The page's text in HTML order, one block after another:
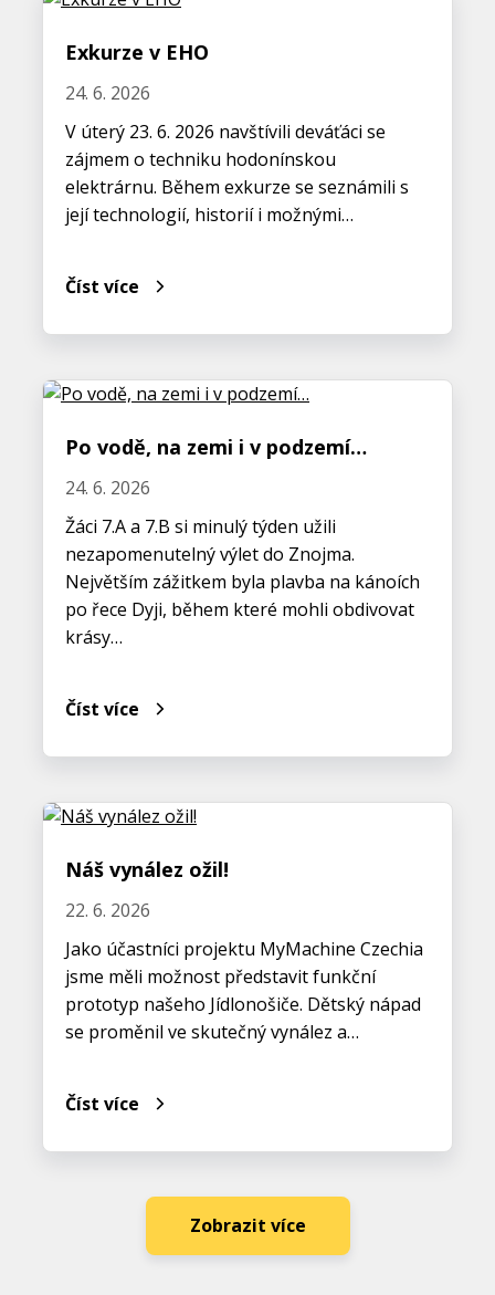
Exkurze v EHO
24. 6. 2026
V úterý 23. 6. 2026 navštívili deváťáci se
zájmem o techniku hodonínskou
elektrárnu. Během exkurze se seznámili s
její technologií, historií i možnými…
Číst více
Po vodě, na zemi i v podzemí…
24. 6. 2026
Žáci 7.A a 7.B si minulý týden užili
nezapomenutelný výlet do Znojma.
Největším zážitkem byla plavba na kánoích
po řece Dyji, během které mohli obdivovat
krásy…
Číst více
Náš vynález ožil!
22. 6. 2026
Jako účastníci projektu MyMachine Czechia
jsme měli možnost představit funkční
prototyp našeho Jídlonošiče. Dětský nápad
se proměnil ve skutečný vynález a…
Číst více
Zobrazit více